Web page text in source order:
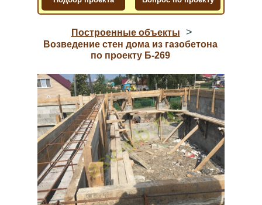
Построенные объекты >
Возведение стен дома из газобетона
по проекту Б-269